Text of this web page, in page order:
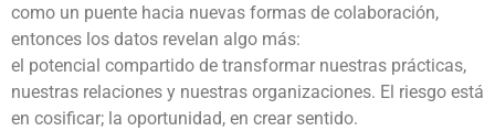
como un puente hacia nuevas formas de colaboración,
entonces los datos revelan algo más:
el potencial compartido de transformar nuestras prácticas,
nuestras relaciones y nuestras organizaciones. El riesgo está
en cosificar; la oportunidad, en crear sentido.